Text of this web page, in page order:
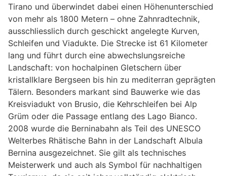
Tirano und überwindet dabei einen Höhenunterschied
von mehr als 1800 Metern – ohne Zahnradtechnik,
ausschliesslich durch geschickt angelegte Kurven,
Schleifen und Viadukte. Die Strecke ist 61 Kilometer
lang und führt durch eine abwechslungsreiche
Landschaft: von hochalpinen Gletschern über
kristallklare Bergseen bis hin zu mediterran geprägten
Tälern. Besonders markant sind Bauwerke wie das
Kreisviadukt von Brusio, die Kehrschleifen bei Alp
Grüm oder die Passage entlang des Lago Bianco.
2008 wurde die Berninabahn als Teil des UNESCO
Welterbes Rhätische Bahn in der Landschaft Albula
Bernina ausgezeichnet. Sie gilt als technisches
Meisterwerk und auch als Symbol für nachhaltigen